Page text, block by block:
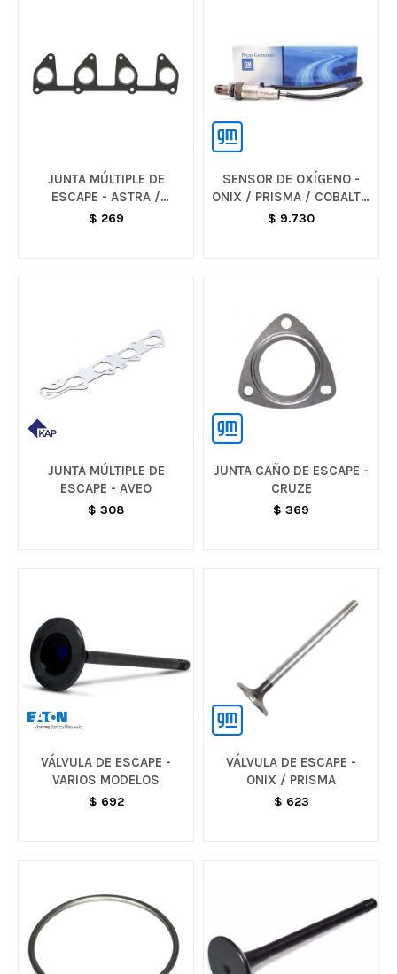
JUNTA MÚLTIPLE DE
ESCAPE - ASTRA /
VECTRA / S10
$ 269
SENSOR DE OXÍGENO -
ONIX / PRISMA / COBALT /
SPIN
$ 9.730
JUNTA MÚLTIPLE DE
ESCAPE - AVEO
$ 308
JUNTA CAÑO DE ESCAPE -
CRUZE
$ 369
VÁLVULA DE ESCAPE -
VARIOS MODELOS
$ 692
VÁLVULA DE ESCAPE -
ONIX / PRISMA
$ 623